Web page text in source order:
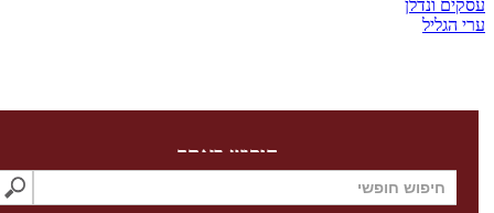
ונדלן
חיפוש באתר